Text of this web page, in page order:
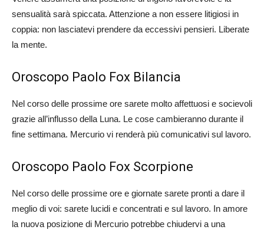
sensualità sarà spiccata. Attenzione a non essere litigiosi in
coppia: non lasciatevi prendere da eccessivi pensieri. Liberate
la mente.
Oroscopo Paolo Fox Bilancia
Nel corso delle prossime ore sarete molto affettuosi e socievoli
grazie all’influsso della Luna. Le cose cambieranno durante il
fine settimana. Mercurio vi renderà più comunicativi sul lavoro.
Oroscopo Paolo Fox Scorpione
Nel corso delle prossime ore e giornate sarete pronti a dare il
meglio di voi: sarete lucidi e concentrati e sul lavoro. In amore
la nuova posizione di Mercurio potrebbe chiudervi a una